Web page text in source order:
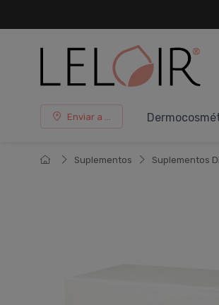
Enviar a ...
Suplementos Suplementos